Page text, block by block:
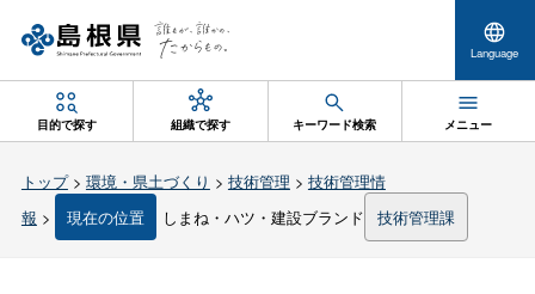
Language
目的で探す 組織で探す キーワード検索 メニュー
トップ> 環境・県土づくり > 技術管理 > 技術管理情
報 > 現在の位置 しまね・ハツ・建設ブランド 技術管理課